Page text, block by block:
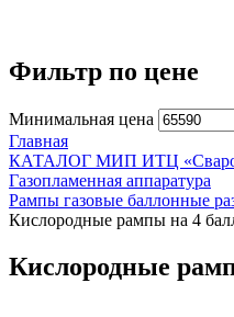
Фильтр по цене
Минимальная цена
Главная
КАТАЛОГ МИП ИТЦ
Газопламенная аппаратура
Рампы газовые баллонные
Кислородные рампы на 4
Кислородные